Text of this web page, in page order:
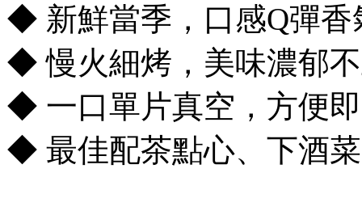
◆ 新鮮當季，口感Q彈香
◆ 慢火細烤，美味濃郁
◆ 一口單片真空，方便
◆ 最佳配茶點心、下酒菜